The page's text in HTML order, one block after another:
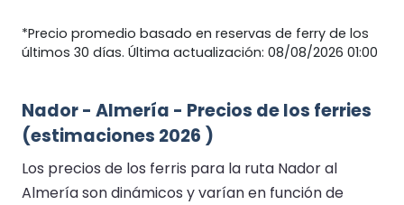
*Precio promedio basado en reservas de ferry de los
últimos 30 días. Última actualización: 08/08/2026 01:00
Nador - Almería - Precios de los ferries
(estimaciones 2026 )
Los precios de los ferris para la ruta Nador al
Almería son dinámicos y varían en función de